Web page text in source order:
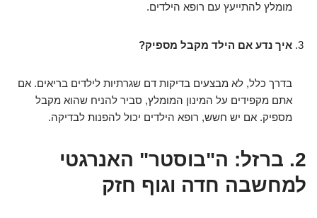
מומלץ להתייעץ עם רופא הילדים.
איך נדע אם הילד מקבל מספיק?
בדרך כלל, לא מבצעים בדיקות דם שגרתיות לילדים בריאים. אם
אתם מקפידים על המינון המומלץ, סביר להניח שהוא מקבל
מספיק. אם יש חשש, רופא הילדים יכול להפנות לבדיקה.
2. ברזל: ה"בוסטר" האנרגטי
למחשבה חדה וגוף חזק